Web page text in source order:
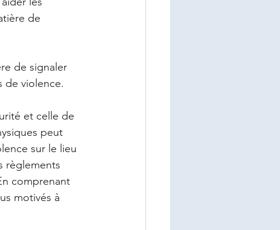
de
de signaler
de violence.
et celle de
peut
sur le lieu
règlements
comprenant
motivés à